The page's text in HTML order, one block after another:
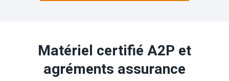
Matériel certifié A2P et
agréments assurance